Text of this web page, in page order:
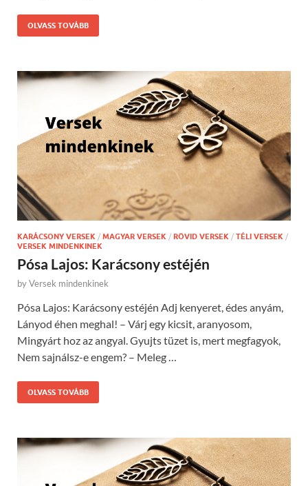
OLVASS TOVÁBB
KARÁCSONY VERSEK / MAGYAR VERSEK / RÖVID VERSEK / TÉLI VERSEK /
VERSEK MINDENKINEK
Pósa Lajos: Karácsony estéjén
byVersek mindenkinek
Pósa Lajos: Karácsony estéjén Adj kenyeret, édes anyám,
Lányod éhen meghal! – Várj egy kicsit, aranyosom,
Mingyárt hoz az angyal. Gyujts tüzet is, mert megfagyok,
Nem sajnálsz-e engem? – Meleg …
OLVASS TOVÁBB